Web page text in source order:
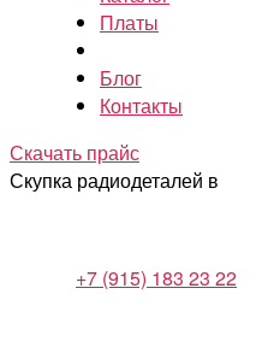
Платы
Блог
Контакты
Скачать прайс
Скупка радиодеталей в
+7 (915) 183 23 22